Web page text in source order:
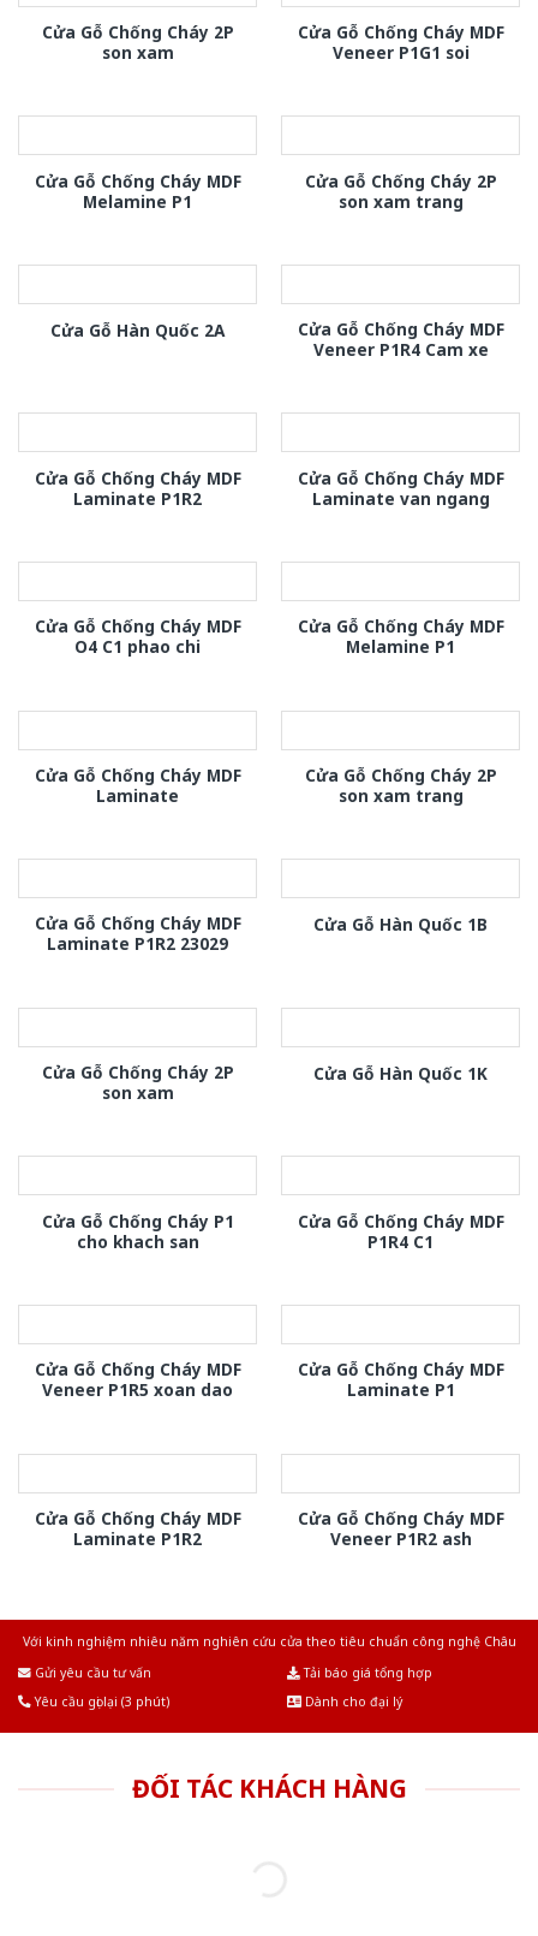
Cửa Gỗ Chống Cháy 2P
son xam
Cửa Gỗ Chống Cháy MDF
Veneer P1G1 soi
Cửa Gỗ Chống Cháy MDF
Melamine P1
Cửa Gỗ Chống Cháy 2P
son xam trang
Cửa Gỗ Hàn Quốc 2A
Cửa Gỗ Chống Cháy MDF
Veneer P1R4 Cam xe
Cửa Gỗ Chống Cháy MDF
Laminate P1R2
Cửa Gỗ Chống Cháy MDF
Laminate van ngang
Cửa Gỗ Chống Cháy MDF
O4 C1 phao chi
Cửa Gỗ Chống Cháy MDF
Melamine P1
Cửa Gỗ Chống Cháy MDF
Laminate
Cửa Gỗ Chống Cháy 2P
son xam trang
Cửa Gỗ Chống Cháy MDF
Laminate P1R2 23029
Cửa Gỗ Hàn Quốc 1B
Cửa Gỗ Chống Cháy 2P
son xam
Cửa Gỗ Hàn Quốc 1K
Cửa Gỗ Chống Cháy P1
cho khach san
Cửa Gỗ Chống Cháy MDF
P1R4 C1
Cửa Gỗ Chống Cháy MDF
Veneer P1R5 xoan dao
Cửa Gỗ Chống Cháy MDF
Laminate P1
Cửa Gỗ Chống Cháy MDF
Laminate P1R2
Cửa Gỗ Chống Cháy MDF
Veneer P1R2 ash
Với kinh nghiệm nhiêu năm nghiên cứu cửa theo tiêu chuẩn công nghệ Châu
Gửi yêu cầu tư vấn
Tải báo giá tổng hợp
Yêu cầu gọi lại (3 phút)
Dành cho đại lý
ĐỐI TÁC KHÁCH HÀNG